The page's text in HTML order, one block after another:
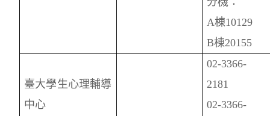
A棟10129
B棟20155
臺大學生心理輔導
中心
02-3366-
2181
02-3366-